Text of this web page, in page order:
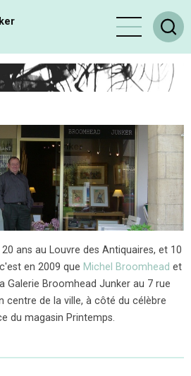
ans au Louvre des Antiquaires, et 10
en 2009 que Michel Broomhead et
Galerie Broomhead Junker au 7 rue
centre de la ville, à côté du célèbre
du magasin Printemps.